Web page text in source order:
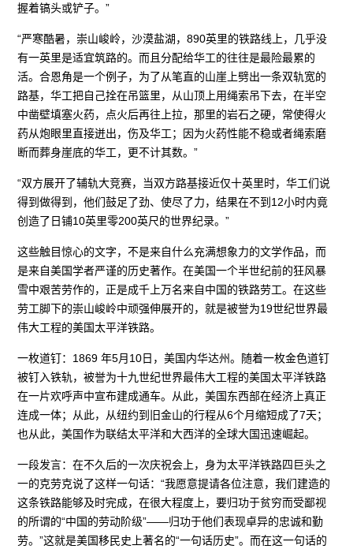
握着镐头或铲子。”
“严寒酷暑，崇山峻岭，沙漠盐湖，890英里的铁路线上，几乎没
有一英里是适宜筑路的。而且分配给华工的往往是最险最累的
活。合恩角是一个例子，为了从笔直的山崖上劈出一条双轨宽的
路基，华工把自己拴在吊篮里，从山顶上用绳索吊下去，在半空
中凿壁填塞火药，点火后再往上拉，那里的岩石之硬，常使得火
药从炮眼里直接迸出，伤及华工；因为火药性能不稳或者绳索磨
断而葬身崖底的华工，更不计其数。”
“双方展开了辅轨大竞赛，当双方路基接近仅十英里时，华工们说
得到做得到，他们鼓足了劲、使尽了力，结果在不到12小时内竟
创造了日铺10英里零200英尺的世界纪录。”
这些触目惊心的文字，不是来自什么充满想象力的文学作品，而
是来自美国学者严谨的历史著作。在美国一个半世纪前的狂风暴
雪中艰苦劳作的，正是成千上万名来自中国的铁路劳工。在这些
劳工脚下的崇山峻岭中顽强伸展开的，就是被誉为19世纪世界最
伟大工程的美国太平洋铁路。
一枚道钉：1869 年5月10日，美国内华达州。随着一枚金色道钉
被钉入铁轨，被誉为十九世纪世界最伟大工程的美国太平洋铁路
在一片欢呼声中宣布建成通车。从此，美国东西部在经济上真正
连成一体；从此，从纽约到旧金山的行程从6个月缩短成了7天；
也从此，美国作为联结太平洋和大西洋的全球大国迅速崛起。
一段发言：在不久后的一次庆祝会上，身为太平洋铁路四巨头之
一的克劳克说了这样一句话：“我愿意提请各位注意，我们建造的
这条铁路能够及时完成，在很大程度上，要归功于贫穷而受鄙视
的所谓的“中国的劳动阶级”——归功于他们表现卓异的忠诚和勤
劳。”这就是美国移民史上著名的“一句话历史”。而在这一句话的